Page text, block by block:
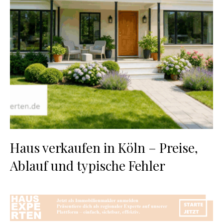
Haus verkaufen in Köln – Preise,
Ablauf und typische Fehler